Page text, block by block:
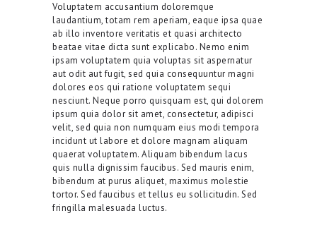
Voluptatem accusantium doloremque
laudantium, totam rem aperiam, eaque ipsa quae
ab illo inventore veritatis et quasi architecto
beatae vitae dicta sunt explicabo. Nemo enim
ipsam voluptatem quia voluptas sit aspernatur
aut odit aut fugit, sed quia consequuntur magni
dolores eos qui ratione voluptatem sequi
nesciunt. Neque porro quisquam est, qui dolorem
ipsum quia dolor sit amet, consectetur, adipisci
velit, sed quia non numquam eius modi tempora
incidunt ut labore et dolore magnam aliquam
quaerat voluptatem. Aliquam bibendum lacus
quis nulla dignissim faucibus. Sed mauris enim,
bibendum at purus aliquet, maximus molestie
tortor. Sed faucibus et tellus eu sollicitudin. Sed
fringilla malesuada luctus.